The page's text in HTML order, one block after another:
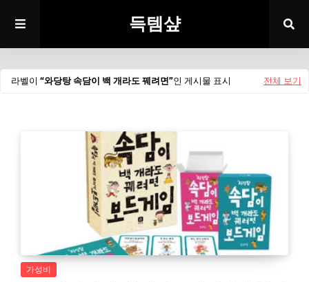
득템샾
라벨이 와당탕 속담이 백 개라도 꿰려면 인 게시물 표시 전체 보기
가성비